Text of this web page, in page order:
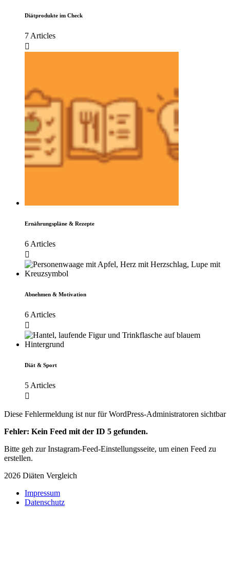
Diätprodukte im Check
7 Articles
Ernährungspläne & Rezepte
6 Articles
Abnehmen & Motivation
6 Articles
Diät & Sport
5 Articles
Diese Fehlermeldung ist nur für WordPress-Administratoren sichtbar
Fehler: Kein Feed mit der ID 5 gefunden.
Bitte geh zur Instagram-Feed-Einstellungsseite, um einen Feed zu
erstellen.
2026 Diäten Vergleich
Impressum
Datenschutz